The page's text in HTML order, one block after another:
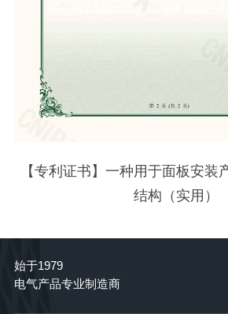
【专利证书】一种用于面板安装
结构（实用）
始于1979
电气产品专业制造商